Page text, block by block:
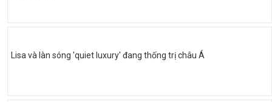
Lisa và làn sóng 'quiet luxury' đang thống trị châu Á